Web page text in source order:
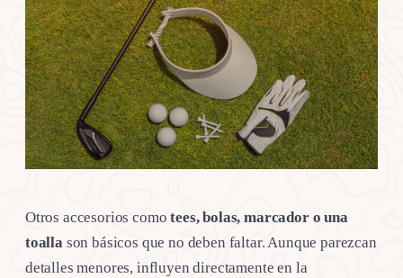
Otros accesorios comotees, bolas, marcador o una
toallason básicos que no deben faltar. Aunque parezcan
detalles menores, influyen directamente en la